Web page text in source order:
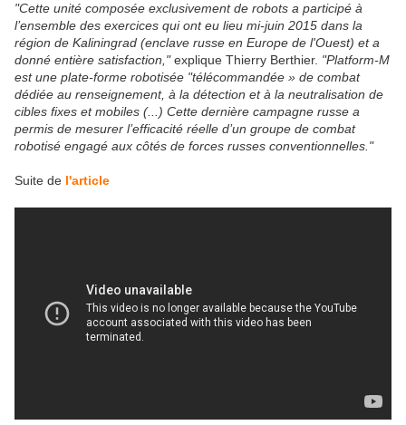
"Cette unité composée exclusivement de robots a participé à
l’ensemble des exercices qui ont eu lieu mi-juin 2015 dans la
région de Kaliningrad (enclave russe en Europe de l'Ouest) et a
donné entière satisfaction,"explique Thierry Berthier. "Platform-M
est une plate-forme robotisée "télécommandée » de combat
dédiée au renseignement, à la détection et à la neutralisation de
cibles fixes et mobiles (...) Cette dernière campagne russe a
permis de mesurer l’efficacité réelle d’un groupe de combat
robotisé engagé aux côtés de forces russes conventionnelles."
Suite de l'article